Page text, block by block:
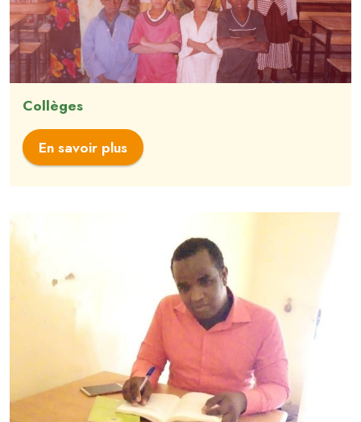
Collèges
En savoir plus